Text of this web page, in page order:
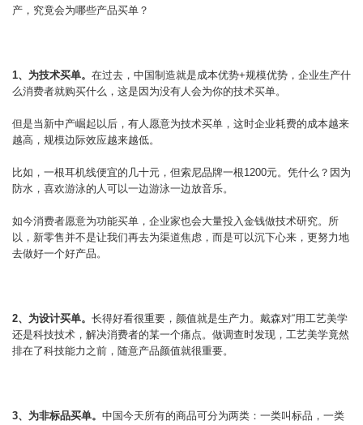
产，究竟会为哪些产品买单？
1、为技术买单。 在过去，中国制造就是成本优势+规模优势，企业生产什
么消费者就购买什么，这是因为没有人会为你的技术买单。
但是当新中产崛起以后，有人愿意为技术买单，这时企业耗费的成本越来
越高，规模边际效应越来越低。
比如，一根耳机线便宜的几十元，但索尼品牌一根1200元。凭什么？因为
防水，喜欢游泳的人可以一边游泳一边放音乐。
如今消费者愿意为功能买单，企业家也会大量投入金钱做技术研究。所
以，新零售并不是让我们再去为渠道焦虑，而是可以沉下心来，更努力地
去做好一个好产品。
2、为设计买单。 长得好看很重要，颜值就是生产力。戴森对“用工艺美学
还是科技技术，解决消费者的某一个痛点。做调查时发现，工艺美学竟然
排在了科技能力之前，随意产品颜值就很重要。
3、为非标品买单。 中国今天所有的商品可分为两类：一类叫标品，一类